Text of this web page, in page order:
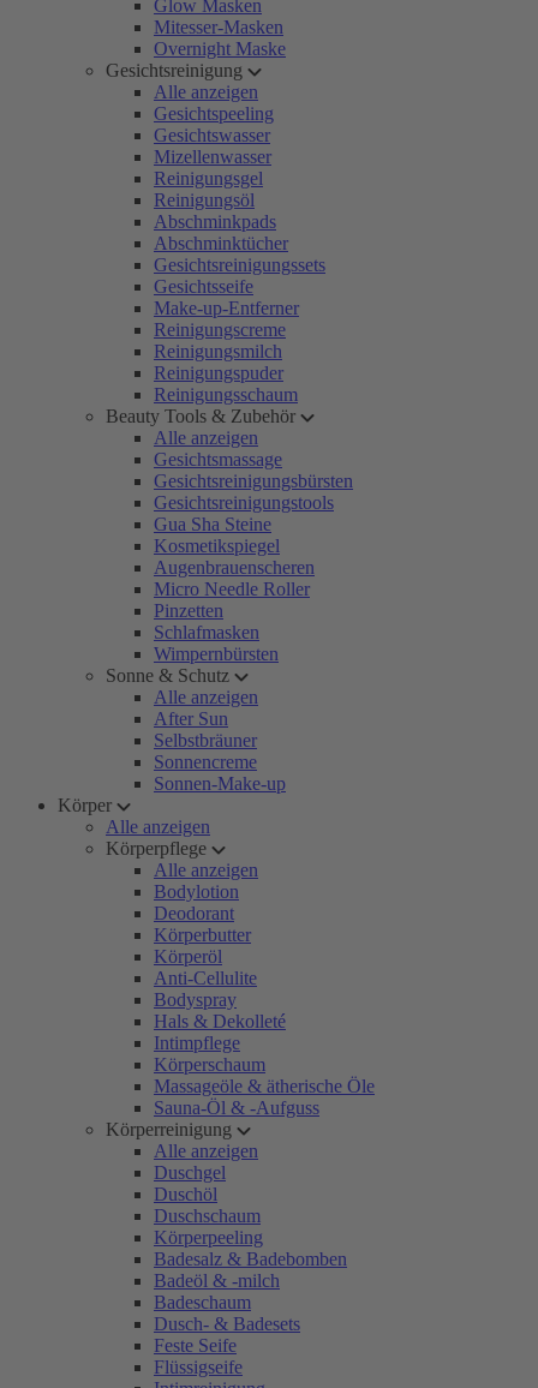
Glow Masken
Mitesser-Masken
Overnight Maske
Gesichtsreinigung
Alle anzeigen
Gesichtspeeling
Gesichtswasser
Mizellenwasser
Reinigungsgel
Reinigungsöl
Abschminkpads
Abschminktücher
Gesichtsreinigungssets
Gesichtsseife
Make-up-Entferner
Reinigungscreme
Reinigungsmilch
Reinigungspuder
Reinigungsschaum
Beauty Tools & Zubehör
Alle anzeigen
Gesichtsmassage
Gesichtsreinigungsbürsten
Gesichtsreinigungstools
Gua Sha Steine
Kosmetikspiegel
Augenbrauenscheren
Micro Needle Roller
Pinzetten
Schlafmasken
Wimpernbürsten
Sonne & Schutz
Alle anzeigen
After Sun
Selbstbräuner
Sonnencreme
Sonnen-Make-up
Körper
Alle anzeigen
Körperpflege
Alle anzeigen
Bodylotion
Deodorant
Körperbutter
Körperöl
Anti-Cellulite
Bodyspray
Hals & Dekolleté
Intimpflege
Körperschaum
Massageöle & ätherische Öle
Sauna-Öl & -Aufguss
Körperreinigung
Alle anzeigen
Duschgel
Duschöl
Duschschaum
Körperpeeling
Badesalz & Badebomben
Badeöl & -milch
Badeschaum
Dusch- & Badesets
Feste Seife
Flüssigseife